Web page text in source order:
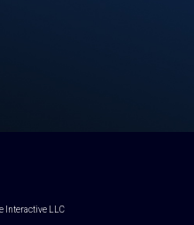
Interactive LLC